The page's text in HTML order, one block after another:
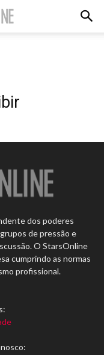
dos poderes
de pressão e
O StarsOnline
cumprindo as normas
profissional.